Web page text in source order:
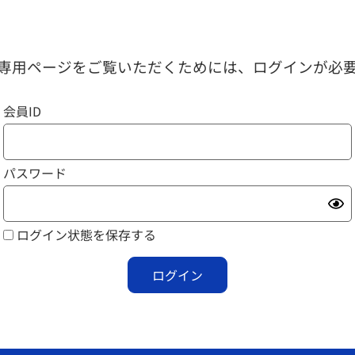
用ページをご覧いただくためには、ログインが必
会員ID
パスワード
ログイン状態を保存する